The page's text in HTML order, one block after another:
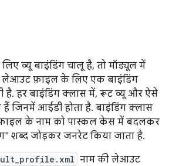
व्यू बाइंडिंग चालू है, तो मॉड्यूल में
फ़ाइल के लिए एक बाइंडिंग
है. हर बाइंडिंग क्लास में, रूट व्यू और ऐसे
जिनमें आईडी होता है. बाइंडिंग क्लास
के नाम को पास्कल केस में बदलकर
शब्द जोड़कर जनरेट किया जाता है.
नाम की लेआउट